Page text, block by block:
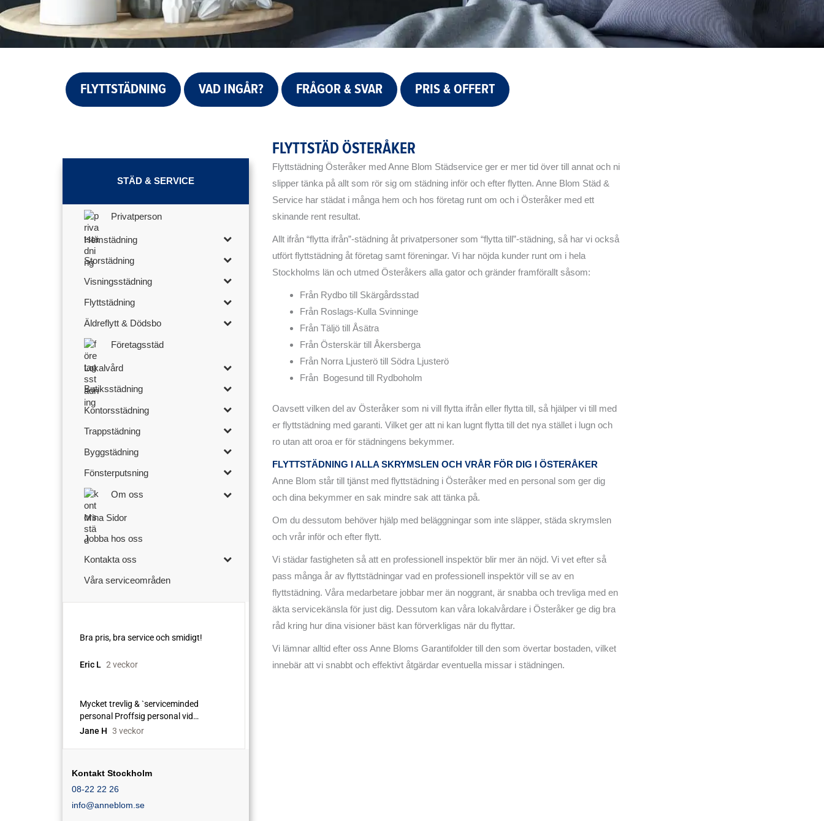
FLYTTSTÄDNING VAD INGÅR? FRÅGOR & SVAR PRIS & OFFERT
STÄD & SERVICE
Privatperson
Hemstädning
Storstädning
Visningsstädning
Flyttstädning
Äldreflytt & Dödsbo
Företagsstäd
Lokalvård
Butiksstädning
Kontorsstädning
Trappstädning
Byggstädning
Fönsterputsning
Om oss
Mina Sidor
Jobba hos oss
Kontakta oss
Våra serviceområden
Kontakt Stockholm
08-22 22 26
info@anneblom.se
FLYTTSTÄD ÖSTERÅKER
Flyttstädning Österåker med Anne Blom Städservice ger er mer tid över till annat och ni
slipper tänka på allt som rör sig om städning inför och efter flytten. Anne Blom Städ &
Service har städat i många hem och hos företag runt om och i Österåker med ett
skinande rent resultat.
Allt ifrån “flytta ifrån”-städning åt privatpersoner som “flytta till”-städning, så har vi också
utfört flyttstädning åt företag samt föreningar. Vi har nöjda kunder runt om i hela
Stockholms län och utmed Österåkers alla gator och gränder framförallt såsom:
Från Rydbo till Skärgårdsstad
Från Roslags-Kulla Svinninge
Från Täljö till Åsätra
Från Österskär till Åkersberga
Från Norra Ljusterö till Södra Ljusterö
Från Bogesund till Rydboholm
Oavsett vilken del av Österåker som ni vill flytta ifrån eller flytta till, så hjälper vi till med
er flyttstädning med garanti. Vilket ger att ni kan lugnt flytta till det nya stället i lugn och
ro utan att oroa er för städningens bekymmer.
FLYTTSTÄDNING I ALLA SKRYMSLEN OCH VRÅR FÖR DIG I ÖSTERÅKER
Anne Blom står till tjänst med flyttstädning i Österåker med en personal som ger dig
och dina bekymmer en sak mindre sak att tänka på.
Om du dessutom behöver hjälp med beläggningar som inte släpper, städa skrymslen
och vrår inför och efter flytt.
Vi städar fastigheten så att en professionell inspektör blir mer än nöjd. Vi vet efter så
pass många år av flyttstädningar vad en professionell inspektör vill se av en
flyttstädning. Våra medarbetare jobbar mer än noggrant, är snabba och trevliga med en
äkta servicekänsla för just dig. Dessutom kan våra lokalvårdare i Österåker ge dig bra
råd kring hur dina visioner bäst kan förverkligas när du flyttar.
Vi lämnar alltid efter oss Anne Bloms Garantifolder till den som övertar bostaden, vilket
innebär att vi snabbt och effektivt åtgärdar eventuella missar i städningen.